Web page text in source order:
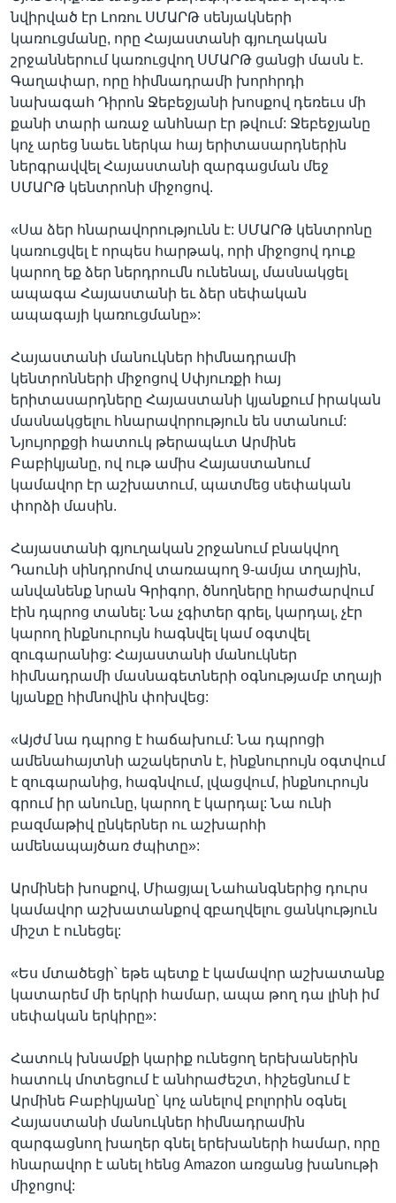
նվիրված էր Լոռու ՍՄԱՐԹ սենյակների
կառուցմանը, որը Հայաստանի գյուղական
շրջաններում կառուցվող ՍՄԱՐԹ ցանցի մասն է.
Գաղափար, որը հիմնադրամի խորհրդի
նախագահ Դիրոն Ջեբեջյանի խոսքով դեռեւս մի
քանի տարի առաջ անհնար էր թվում: Ջեբեջյանը
կոչ արեց նաեւ ներկա հայ երիտասարդներին
ներգրավվել Հայաստանի զարգացման մեջ
ՍՄԱՐԹ կենտրոնի միջոցով.
«Սա ձեր հնարավորությունն է: ՍՄԱՐԹ կենտրոնը
կառուցվել է որպես հարթակ, որի միջոցով դուք
կարող եք ձեր ներդրումն ունենալ, մասնակցել
ապագա Հայաստանի եւ ձեր սեփական
ապագայի կառուցմանը»:
Հայաստանի մանուկներ հիմնադրամի
կենտրոնների միջոցով Սփյուռքի հայ
երիտասարդները Հայաստանի կյանքում իրական
մասնակցելու հնարավորություն են ստանում:
Նյույորքցի հատուկ թերապևտ Արմինե
Բաբիկյանը, ով ութ ամիս Հայաստանում
կամավոր էր աշխատում, պատմեց սեփական
փորձի մասին.
Հայաստանի գյուղական շրջանում բնակվող
Դաունի սինդրոմով տառապող 9-ամյա տղային,
անվանենք նրան Գրիգոր, ծնողները հրաժարվում
էին դպրոց տանել: Նա չգիտեր գրել, կարդալ, չէր
կարող ինքնուրույն հագնվել կամ օգտվել
զուգարանից: Հայաստանի մանուկներ
հիմնադրամի մասնագետների օգնությամբ տղայի
կյանքը հիմնովին փոխվեց:
«Այժմ նա դպրոց է հաճախում: Նա դպրոցի
ամենահայտնի աշակերտն է, ինքնուրույն օգտվում
է զուգարանից, հագնվում, լվացվում, ինքնուրույն
գրում իր անունը, կարող է կարդալ: Նա ունի
բազմաթիվ ընկերներ ու աշխարհի
ամենապայծառ ժպիտը»:
Արմինեի խոսքով, Միացյալ Նահանգներից դուրս
կամավոր աշխատանքով զբաղվելու ցանկություն
միշտ է ունեցել:
«Ես մտածեցի՝ եթե պետք է կամավոր աշխատանք
կատարեմ մի երկրի համար, ապա թող դա լինի իմ
սեփական երկիրը»:
Հատուկ խնամքի կարիք ունեցող երեխաներին
հատուկ մոտեցում է անհրաժեշտ, հիշեցնում է
Արմինե Բաբիկյանը՝ կոչ անելով բոլորին օգնել
Հայաստանի մանուկներ հիմնադրամին
զարգացնող խաղեր գնել երեխաների համար, որը
հնարավոր է անել հենց Amazon առցանց խանութի
միջոցով: